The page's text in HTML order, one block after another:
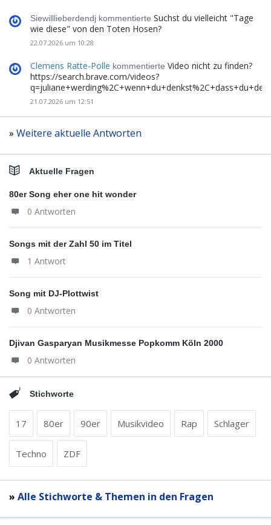
Siewilllieberdendj kommentierte Suchst du vielleicht "Tage
wie diese" von den Toten Hosen?
22.07.2026 um 10:28
Clemens Ratte-Polle kommentierte Video nicht zu finden?
https://search.brave.com/videos?
21.07.2026 um 12:51
» Weitere aktuelle Antworten
Aktuelle Fragen
80er Song eher one hit wonder
0 Antworten
Songs mit der Zahl 50 im Titel
1 Antwort
Song mit DJ-Plottwist
0 Antworten
Djivan Gasparyan Musikmesse Popkomm Köln 2000
0 Antworten
Stichworte
17 80er 90er Musikvideo Rap Schlager
Techno ZDF
» Alle Stichworte & Themen in den Fragen